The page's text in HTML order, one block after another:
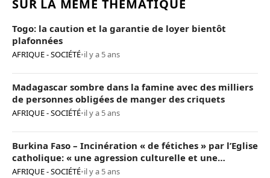
SUR LA MÊME THÉMATIQUE
Togo: la caution et la garantie de loyer bientôt
plafonnées
AFRIQUE - SOCIÉTÉ•il y a 5 ans
Madagascar sombre dans la famine avec des milliers
de personnes obligées de manger des criquets
AFRIQUE - SOCIÉTÉ•il y a 5 ans
Burkina Faso – Incinération « de fétiches » par l’Eglise
catholique: « une agression culturelle et une
provocation de trop »
AFRIQUE - SOCIÉTÉ•il y a 5 ans